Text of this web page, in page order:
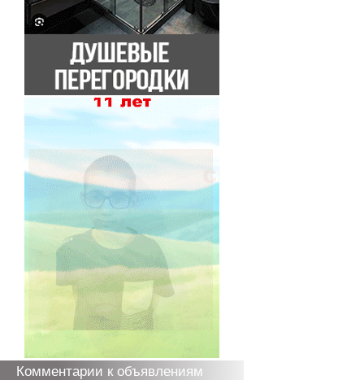
Комментарии к объявлениям